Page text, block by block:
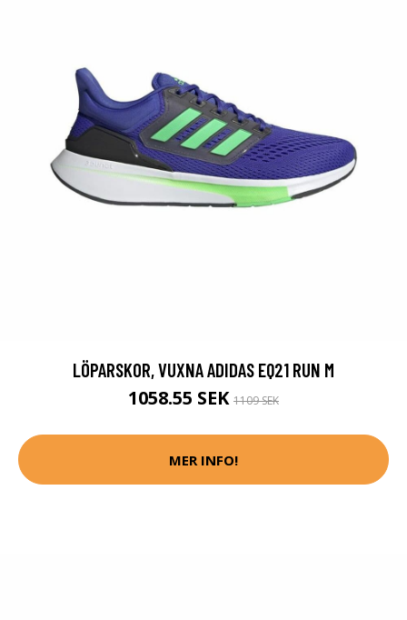
LÖPARSKOR, VUXNA ADIDAS EQ21 RUN M
1058.55 SEK 1109 SEK
MER INFO!